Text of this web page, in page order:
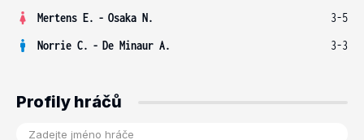
Mertens E. - Osaka N.
3-5
Norrie C. - De Minaur A. 3-3
Profily hráčů